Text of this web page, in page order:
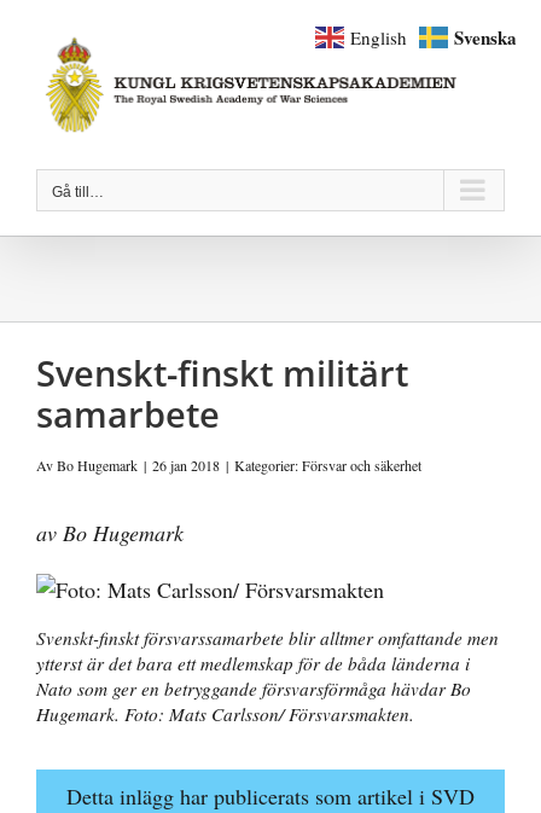
innehållet
Gå till…
Svenskt-finskt militärt
samarbete
AvBo Hugemark | 26 jan 2018 | Kategorier:Försvar och säkerhet
av Bo Hugemark
Svenskt-finskt försvarssamarbete blir alltmer omfattande men
ytterst är det bara ett medlemskap för de båda länderna i
Nato som ger en betryggande försvarsförmåga hävdar Bo
Hugemark. Foto: Mats Carlsson/ Försvarsmakten.
Detta inlägg har publicerats som artikel i SVD
English Svenska